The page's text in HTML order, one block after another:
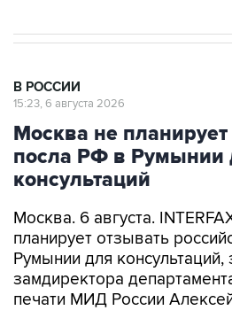
В РОССИИ
15:23, 6 августа 2026
Москва не планирует
посла РФ в Румынии
консультаций
Москва. 6 августа.
планирует отзывать
Румынии для консультаций,
замдиректора
печати МИД России